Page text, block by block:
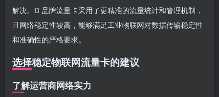
解决。D 品牌流量卡采用了更精准的流量统计和管理机制，
且网络稳定性较高，能够满足工业物联网对数据传输稳定性
和准确性的严格要求。
选择稳定物联网流量卡的建议
了解运营商网络实力